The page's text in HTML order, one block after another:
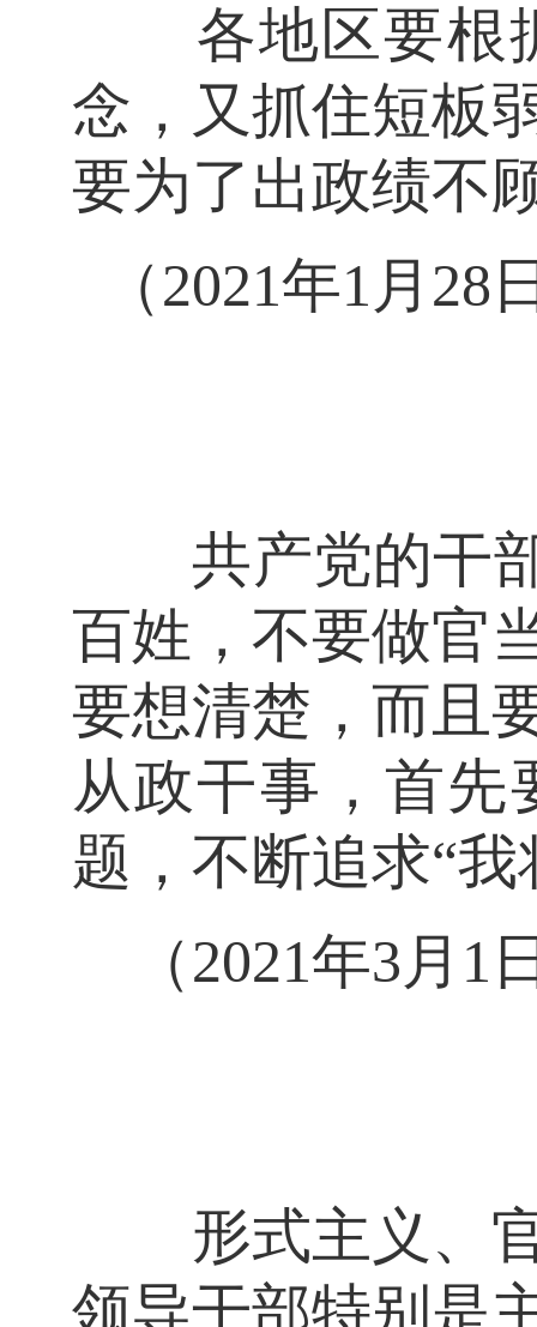
各地区要根据
念，又抓住短板
要为了出政绩不
（2021年1月
共产党的干部
百姓，不要做官
要想清楚，而且
从政干事，首先
题，不断追求“
（2021年3月
形式主义、官
领导干部特别是